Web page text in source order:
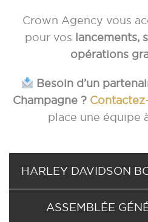
Crown Agency vous
pour vos
lancements,
opérations
Besoin d’un
Champagne ?
place une équipe
HARLEY DAVIDSON
ASSEMBLÉE